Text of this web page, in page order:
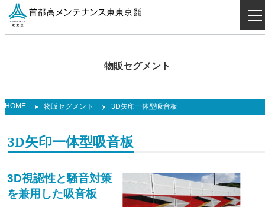
物販セグメント
HOME 物販セグメント 3D矢印一体型吸音板
3D矢印一体型吸音板
3D視認性と騒音対策
を兼用した吸音板